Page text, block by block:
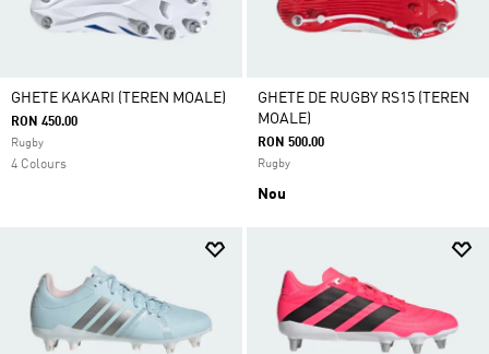
GHETE KAKARI (TEREN MOALE)
RON 450.00
Rugby
4 Colours
GHETE DE RUGBY RS15 (TEREN
MOALE)
RON 500.00
Rugby
Nou